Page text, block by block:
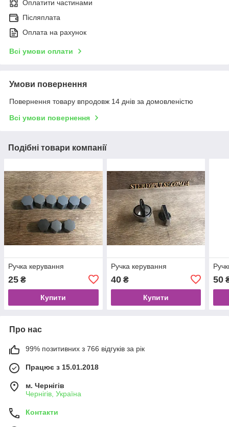
Оплатити частинами
Післяплата
Оплата на рахунок
Всі умови оплати
Умови повернення
Повернення товару впродовж 14 днів за домовленістю
Всі умови повернення
Подібні товари компанії
Ручка керування
25 ₴
Купити
Ручка керування
40₴
Купити
50
Про нас
99% позитивних з 766 відгуків за рік
Працює з 15.01.2018
м. Чернігів
Чернігів, Україна
Контакти